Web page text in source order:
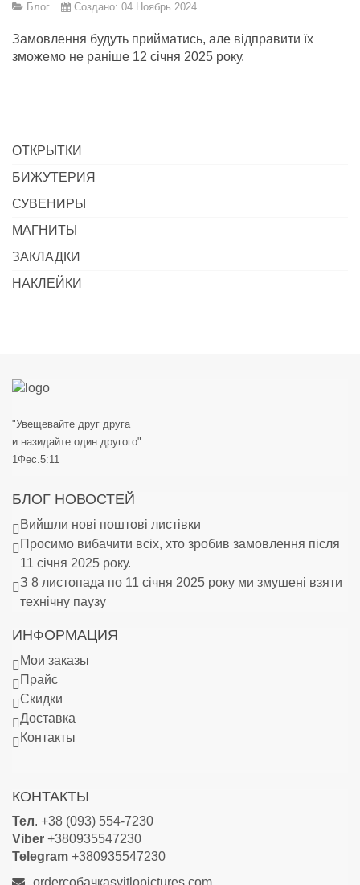
Блог Создано: 04 Ноябрь 2024
Замовлення будуть прийматись, але відправити їх
зможемо не раніше 12 січня 2025 року.
ОТКРЫТКИ
БИЖУТЕРИЯ
СУВЕНИРЫ
МАГНИТЫ
ЗАКЛАДКИ
НАКЛЕЙКИ
"Увещевайте друг друга
и назидайте один другого".
1Фес.5:11
БЛОГ НОВОСТЕЙ
Вийшли нові поштові листівки
Просимо вибачити всіх, хто зробив замовлення після
11 січня 2025 року.
З 8 листопада по 11 січня 2025 року ми змушені взяти
технічну паузу
ИНФОРМАЦИЯ
Мои заказы
Прайс
Скидки
Доставка
Контакты
КОНТАКТЫ
Тел. +38 (093) 554-7230
Viber +380935547230
Telegram +380935547230
orderсобачкаsvitlopictures.com